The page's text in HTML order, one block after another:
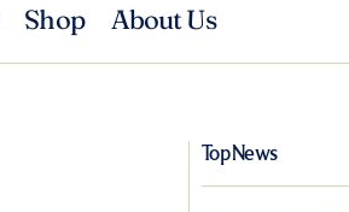
Shop About Us
Top News